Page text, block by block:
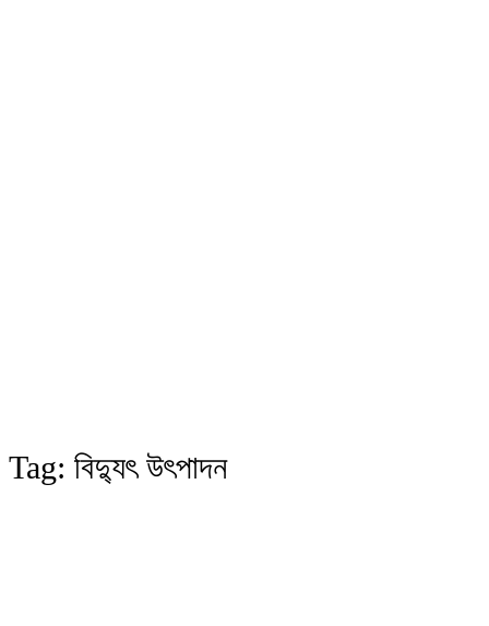
Tag: বিদ্যুৎ উৎপাদন